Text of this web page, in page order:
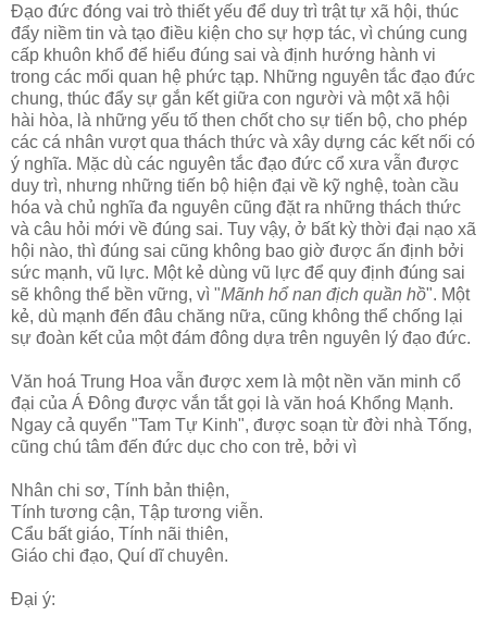
Đạo đức đóng vai trò thiết yếu để duy trì trật tự xã hội, thúc
đẩy niềm tin và tạo điều kiện cho sự hợp tác, vì chúng cung
cấp khuôn khổ để hiểu đúng sai và định hướng hành vi
trong các mối quan hệ phức tạp. Những nguyên tắc đạo đức
chung, thúc đẩy sự gắn kết giữa con người và một xã hội
hài hòa, là những yếu tố then chốt cho sự tiến bộ, cho phép
các cá nhân vượt qua thách thức và xây dựng các kết nối có
ý nghĩa. Mặc dù các nguyên tắc đạo đức cổ xưa vẫn được
duy trì, nhưng những tiến bộ hiện đại về kỹ nghệ, toàn cầu
hóa và chủ nghĩa đa nguyên cũng đặt ra những thách thức
và câu hỏi mới về đúng sai. Tuy vậy, ở bất kỳ thời đại nạo xã
hội nào, thì đúng sai cũng không bao giờ được ấn định bởi
sức mạnh, vũ lực. Một kẻ dùng vũ lực để quy định đúng sai
sẽ không thể bền vững, vì "Mãnh hổ nan địch quần hồ". Một
kẻ, dù mạnh đến đâu chăng nữa, cũng không thể chống lại
sự đoàn kết của một đám đông dựa trên nguyên lý đạo đức.
Văn hoá Trung Hoa vẫn được xem là một nền văn minh cổ
đại của Á Đông được vắn tắt gọi là văn hoá Khổng Mạnh.
Ngay cả quyển "Tam Tự Kinh", được soạn từ đời nhà Tống,
cũng chú tâm đến đức dục cho con trẻ, bởi vì
Nhân chi sơ, Tính bản thiện,
Tính tương cận, Tập tương viễn.
Cẩu bất giáo, Tính nãi thiên,
Giáo chi đạo, Quí dĩ chuyên.
Đại ý: